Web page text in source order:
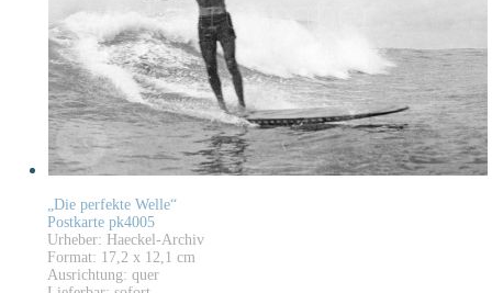
„Die perfekte Welle“
Postkarte pk4005
Urheber: Haeckel-Archiv
Format: 17,2 x 12,1 cm
Ausrichtung: quer